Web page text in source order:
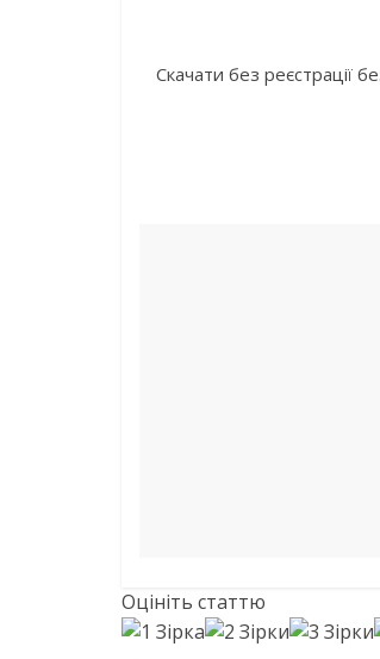
Скачати без реєстрації
Оцініть статтю